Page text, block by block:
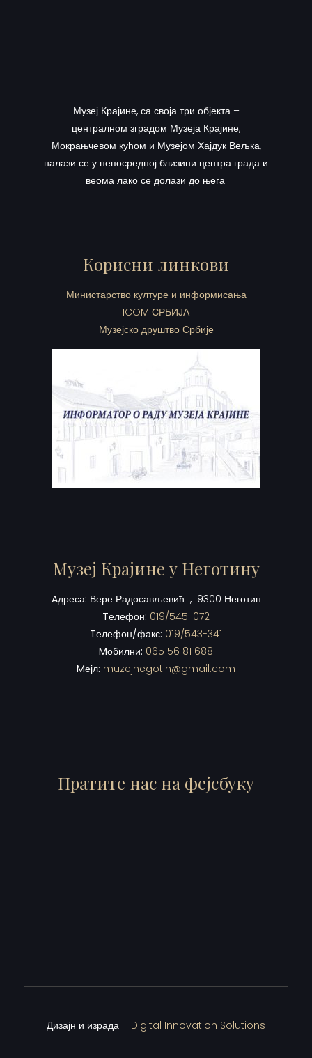
Музеј Крајине, са своја три објекта –
централном зградом Музеја Крајине,
Мокрањчевом кућом и Музејом Хајдук Вељка,
налази се у непосредној близини центра града и
веома лако се долази до њега.
Корисни линкови
Министарство културе и информисања
ICOM СРБИЈА
Музејско друштво Србије
Музеј Крајине у Неготину
Aдреса: Вере Радосављевић 1, 19300 Неготин
Tелефон: 019/545-072
Tелефон/факс: 019/543-341
Mобилни: 065 56 81 688
Mејл: muzejnegotin@gmail.com
Пратите нас на фејсбуку
Дизајн и израда – Digital Innovation Solutions